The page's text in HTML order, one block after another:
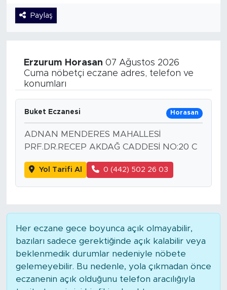
Paylaş
Erzurum Horasan 07 Ağustos 2026
Cuma nöbetçi eczane adres, telefon ve
konumları
Buket Eczanesi Horasan
ADNAN MENDERES MAHALLESİ
PRF.DR.RECEP AKDAĞ CADDESİ NO:20 C
Yol Tarifi Al 0 (442) 502 26 03
Her eczane gece boyunca açık olmayabilir,
bazıları sadece gerektiğinde açık kalabilir veya
beklenmedik durumlar nedeniyle nöbete
gelemeyebilir. Bu nedenle, yola çıkmadan önce
eczanenin açık olduğunu telefon aracılığıyla